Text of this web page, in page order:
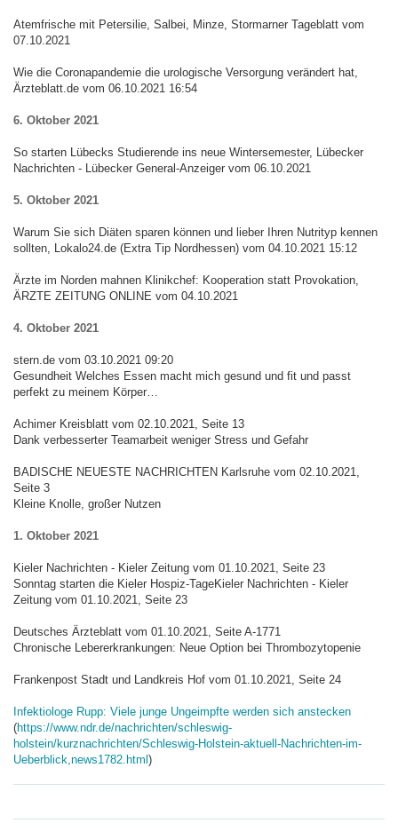
Atemfrische mit Petersilie, Salbei, Minze, Stormarner Tageblatt vom
07.10.2021
Wie die Coronapandemie die urologische Versorgung verändert hat,
Ärzteblatt.de vom 06.10.2021 16:54
6. Oktober 2021
So starten Lübecks Studierende ins neue Wintersemester, Lübecker
Nachrichten - Lübecker General-Anzeiger vom 06.10.2021
5. Oktober 2021
Warum Sie sich Diäten sparen können und lieber Ihren Nutrityp kennen
sollten, Lokalo24.de (Extra Tip Nordhessen) vom 04.10.2021 15:12
Ärzte im Norden mahnen Klinikchef: Kooperation statt Provokation,
ÄRZTE ZEITUNG ONLINE vom 04.10.2021
4. Oktober 2021
stern.de vom 03.10.2021 09:20
Gesundheit Welches Essen macht mich gesund und fit und passt
perfekt zu meinem Körper…
Achimer Kreisblatt vom 02.10.2021, Seite 13
Dank verbesserter Teamarbeit weniger Stress und Gefahr
BADISCHE NEUESTE NACHRICHTEN Karlsruhe vom 02.10.2021,
Seite 3
Kleine Knolle, großer Nutzen
1. Oktober 2021
Kieler Nachrichten - Kieler Zeitung vom 01.10.2021, Seite 23
Sonntag starten die Kieler Hospiz-TageKieler Nachrichten - Kieler
Zeitung vom 01.10.2021, Seite 23
Deutsches Ärzteblatt vom 01.10.2021, Seite A-1771
Chronische Lebererkrankungen: Neue Option bei Thrombozytopenie
Frankenpost Stadt und Landkreis Hof vom 01.10.2021, Seite 24
Infektiologe Rupp: Viele junge Ungeimpfte werden sich anstecken
(https://www.ndr.de/nachrichten/schleswig-
holstein/kurznachrichten/Schleswig-Holstein-aktuell-Nachrichten-im-
Ueberblick,news1782.html )